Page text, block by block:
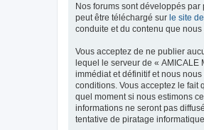
Nos forums sont développés
peut être téléchargé sur le site
conduite et du contenu que
Vous acceptez de ne publier
lequel le serveur de « AMICALE
immédiat et définitif et nous
conditions. Vous acceptez le fait
quel moment si nous estimons
informations ne seront pas
tentative de piratage